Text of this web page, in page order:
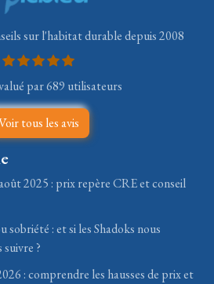
sur l'habitat durable depuis 2008
par 689 utilisateurs
tous les avis
2025 : prix repère CRE et conseil
sobriété : et si les Shadoks nous
?
: comprendre les hausses de prix et